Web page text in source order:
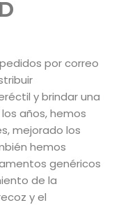
por correo
y brindar una
años, hemos
mejorado los
hemos
genéricos
de la
y el